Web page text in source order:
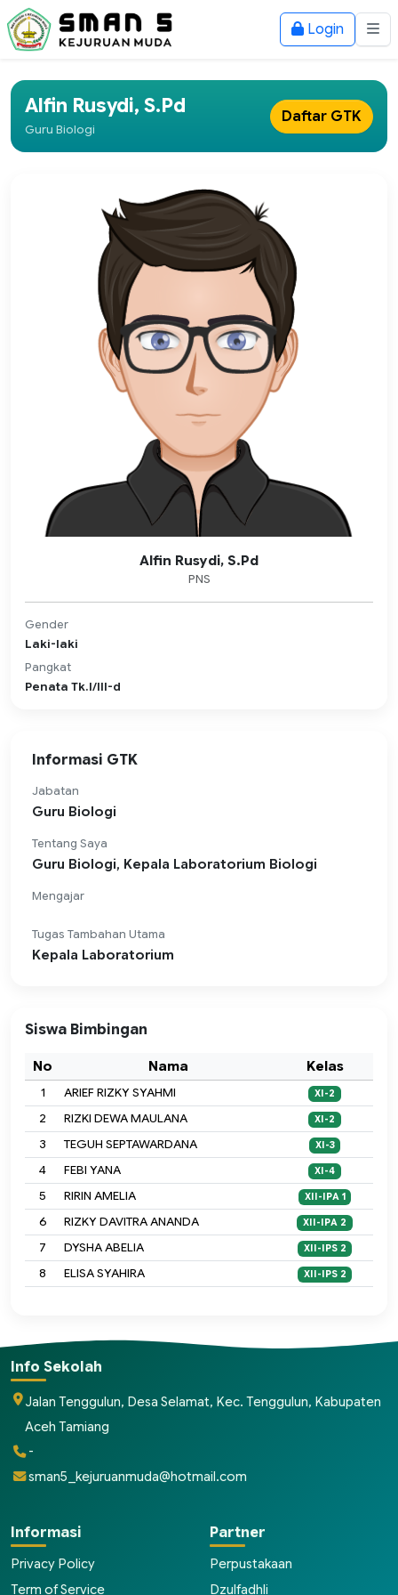
Login
Alfin Rusydi, S.Pd
Guru Biologi
Daftar GTK
Alfin Rusydi, S.Pd
PNS
Gender
Laki-laki
Pangkat
Penata Tk.I/III-d
Informasi GTK
Jabatan
Guru Biologi
Tentang Saya
Guru Biologi, Kepala Laboratorium Biologi
Mengajar
Tugas Tambahan Utama
Kepala Laboratorium
Siswa Bimbingan
No Nama Kelas
1 ARIEF RIZKY SYAHMI XI-2
2 RIZKI DEWA MAULANA XI-2
3 TEGUH SEPTAWARDANA XI-3
4 FEBI YANA XI-4
5 RIRIN AMELIA XII-IPA 1
6 RIZKY DAVITRA ANANDA XII-IPA 2
7 DYSHA ABELIA XII-IPS 2
8 ELISA SYAHIRA XII-IPS 2
Info Sekolah
Jalan Tenggulun, Desa Selamat, Kec. Tenggulun, Kabupaten
Aceh Tamiang
-
sman5_kejuruanmuda@hotmail.com
Informasi
Privacy Policy
Term of Service
Partner
Perpustakaan
Dzulfadhli